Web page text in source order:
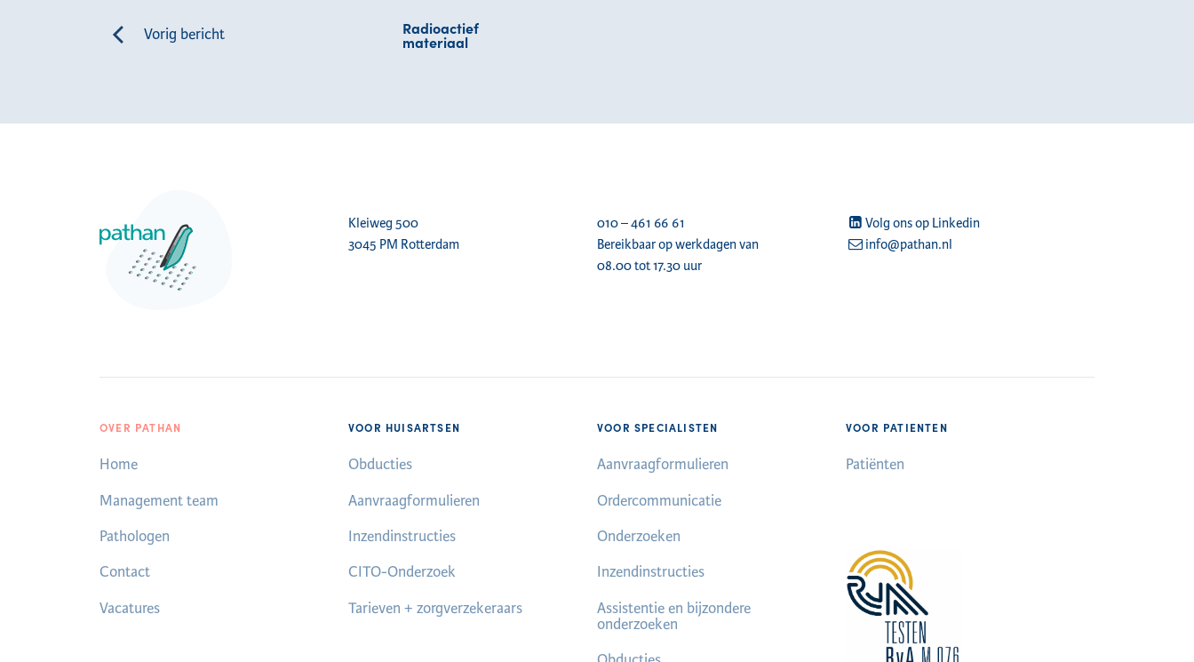
Vorig bericht Radioactief
materiaal
Kleiweg 500
3045 PM Rotterdam
010 – 461 66 61
Bereikbaar op werkdagen van
08.00 tot 17.30 uur
Volg ons op Linkedin
info@pathan.nl
OVER PATHAN
Home
Management team
Pathologen
Contact
Vacatures
VOOR HUISARTSEN
Obducties
Aanvraagformulieren
Inzendinstructies
CITO-Onderzoek
Tarieven + zorgverzekeraars
VOOR SPECIALISTEN
Aanvraagformulieren
Ordercommunicatie
Onderzoeken
Inzendinstructies
Assistentie en bijzondere
onderzoeken
VOOR PATIENTEN
Patiënten